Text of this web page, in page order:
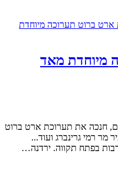
מיוחדת מאד
חנכה את תערוכת ארט ברוט
מר רמי גרינברג ועוד...
בפתח תקווה. ירדנה…